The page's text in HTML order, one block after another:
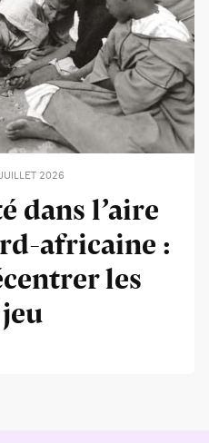
2026
dans l’aire
africaine :
les